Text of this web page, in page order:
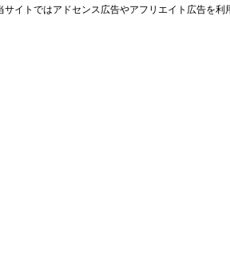
サイトではアドセンス広告やアフリエイト広告を利